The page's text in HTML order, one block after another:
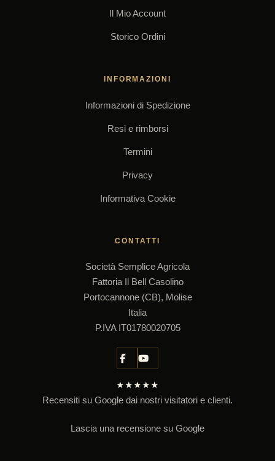
Il Mio Account
Storico Ordini
INFORMAZIONI
Informazioni di Spedizione
Resi e rimborsi
Termini
Privacy
Informativa Cookie
CONTATTI
Società Semplice Agricola
Fattoria Il Bell Casolino
Portocannone (CB), Molise
Italia
P.IVA IT01780020705
★★★★★
Recensiti su Google dai nostri visitatori e clienti.
Lascia una recensione su Google